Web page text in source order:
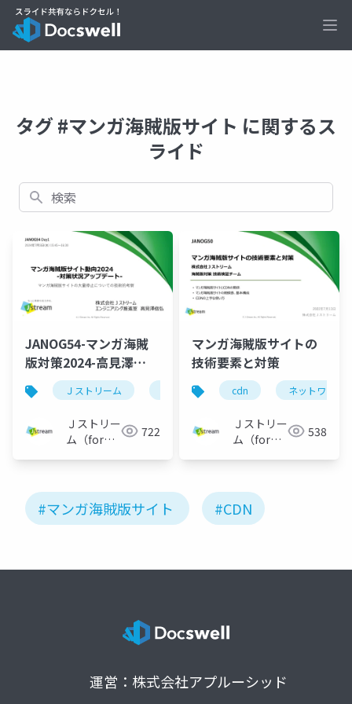
タグ #マンガ海賊版サイト に関するス
ライド
検索
JANOG54-マンガ海賊
版対策2024-高見澤
_20240703Ｊストリーム cdn
Ｊストリー
ム（for
722
マンガ海賊版サイトの
技術要素と対策
cdn ネットワーク
Ｊストリー
ム（for
538
#マンガ海賊版サイト #CDN
運営：株式会社アプルーシッド